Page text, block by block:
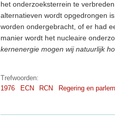
het onderzoeksterrein te
alternatieven wordt opgedrongen
worden ondergebracht, of er had
manier wordt het nucleaire
kernenergie mogen wij natuurlijk
Trefwoorden:
1976
ECN RCN Regering en